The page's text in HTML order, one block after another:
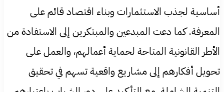
أساسية لجذب الاستثمارات وبناء اقتصاد قائم على
المعرفة. كما دعت المبدعين والمبتكرين إلى الاستفادة من
الأطر القانونية المتاحة لحماية أعمالهم، والعمل على
تحويل أفكارهم إلى مشاريع واقعية تسهم في تحقيق